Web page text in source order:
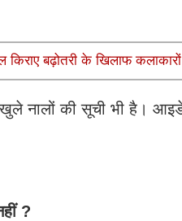
किराए बढ़ोतरी के खिलाफ
नालों की सूची भी है।
?